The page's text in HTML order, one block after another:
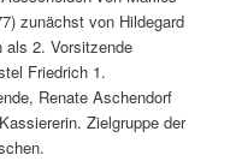
zunächst von Hildegard
als 2. Vorsitzende
Friedrich 1.
Renate Aschendorf
Zielgruppe der